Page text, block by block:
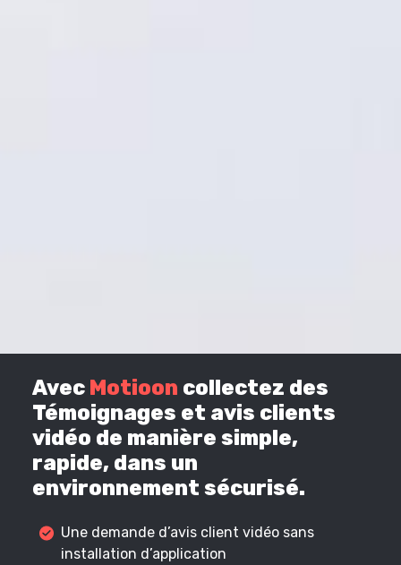
Avec Motioon collectez des
Témoignages et avis clients
vidéo de manière simple,
rapide, dans un
environnement sécurisé.
Une demande d’avis client vidéo sans
installation d’application